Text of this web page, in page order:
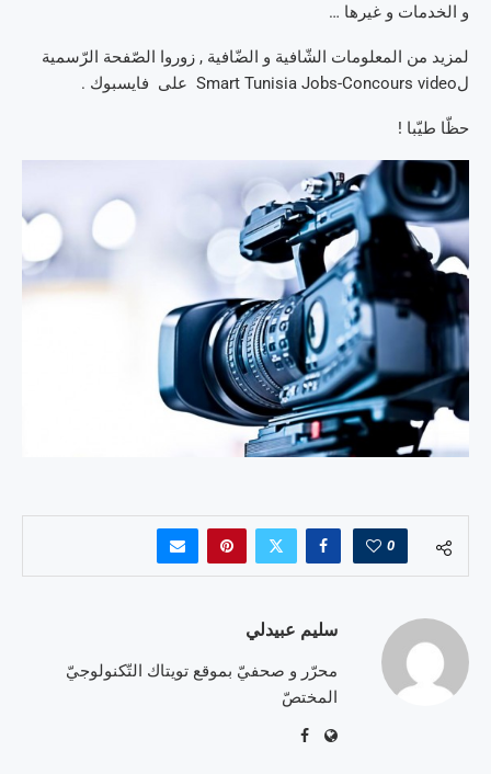
و الخدمات و غيرها …
لمزيد من المعلومات الشّافية و الضّافية , زوروا الصّفحة الرّسمية
لSmart Tunisia Jobs-Concours video على فايسبوك .
حظّا طيّبا !
0
سليم عبيدلي
محرّر و صحفيّ بموقع تويتاك التّكنولوجيّ
المختصّ